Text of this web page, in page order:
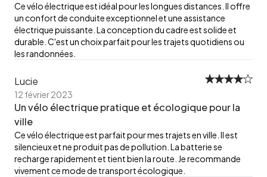
Ce vélo électrique est idéal pour les longues distances. Il offre
un confort de conduite exceptionnel et une assistance
électrique puissante. La conception du cadre est solide et
durable. C'est un choix parfait pour les trajets quotidiens ou
les randonnées.
Lucie
12 février 2023
Un vélo électrique pratique et écologique pour la
ville
Ce vélo électrique est parfait pour mes trajets en ville. Il est
silencieux et ne produit pas de pollution. La batterie se
recharge rapidement et tient bien la route. Je recommande
vivement ce mode de transport écologique.